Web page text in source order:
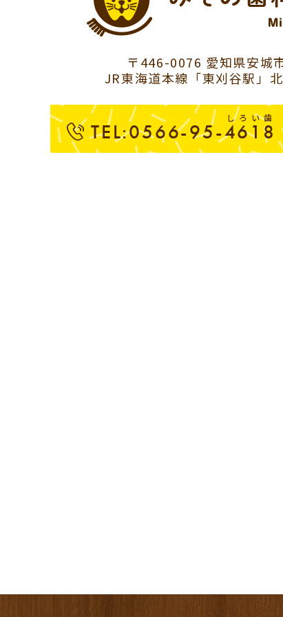
〒446-0076 愛知県安城
JR東海道本線「東刈谷駅」
しろい歯
TEL:0566-95-4618